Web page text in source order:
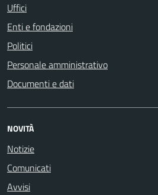
Uffici
Enti e fondazioni
Politici
Personale amministrativo
Documenti e dati
NOVITÀ
Notizie
Comunicati
Avvisi